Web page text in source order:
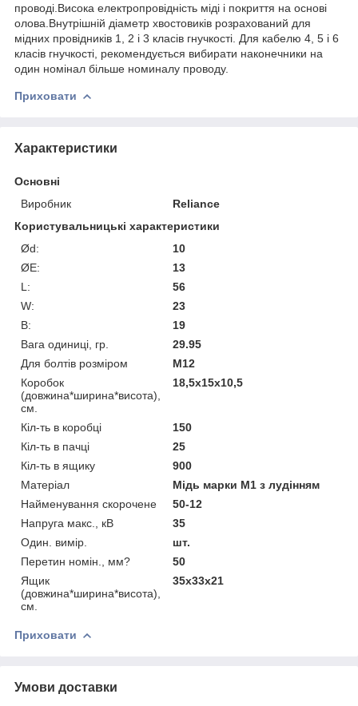
проводі.Висока електропровідність міді і покриття на основі
олова.Внутрішній діаметр хвостовиків розрахований для
мідних провідників 1, 2 і 3 класів гнучкості. Для кабелю 4, 5 і 6
класів гнучкості, рекомендується вибирати наконечники на
один номінал більше номиналу проводу.
Приховати
Характеристики
Основні
Виробник
Reliance
Користувальницькі характеристики
Ød:
10
ØE:
13
L:
56
W:
23
В:
19
Вага одиниці, гр.
29.95
Для болтів розміром
М12
Коробок
(довжина*ширина*висота),
см.
18,5х15х10,5
Кіл-ть в коробці
150
Кіл-ть в пачці
25
Кіл-ть в ящику
900
Матеріал
Мідь марки М1 з лудінням
Найменування скорочене
50-12
Напруга макс., кВ
35
Один. вимір.
шт.
Перетин номін., мм?
50
Ящик
(довжина*ширина*висота),
см.
35х33х21
Приховати
Умови доставки